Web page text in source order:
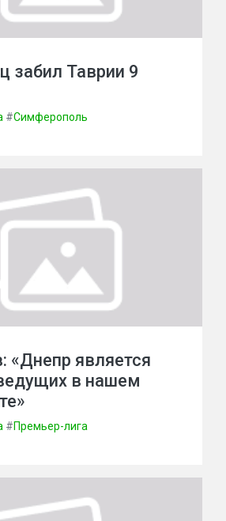
забил Таврии 9
#Симферополь
«Днепр является
в нашем
#Премьер-лига